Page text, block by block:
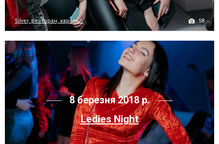
Silver, ресторан, караок... 58
8 березня 2018 р.
Ledies Night